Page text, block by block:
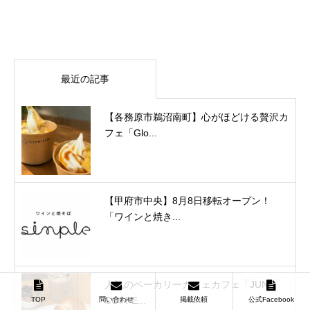
最近の記事
【各務原市鵜沼南町】心がほどける贅沢カ
フェ「Glo...
【甲府市中央】8月8日移転オープン！
「ワインと焼き...
人気のベーカリーカフェカフェ「JUNE
COFFE...
TOP 問い合わせ 掲載依頼 公式Facebook